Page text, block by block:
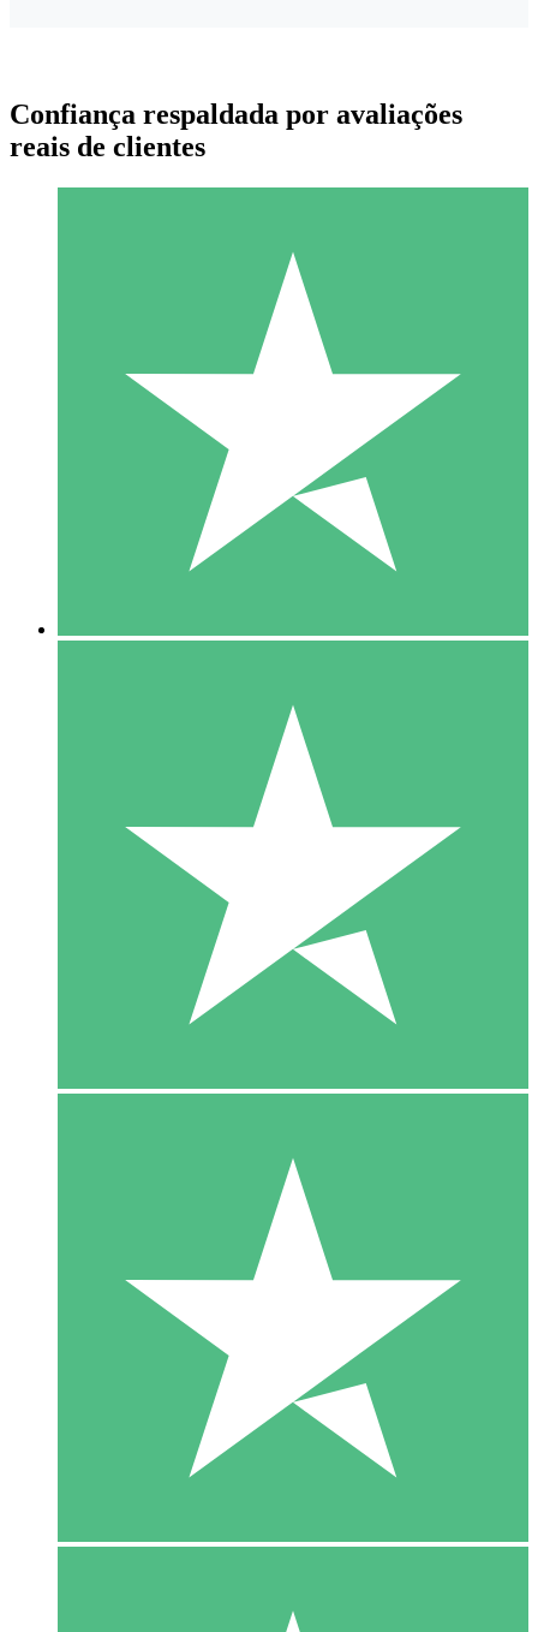
Pacotes de Créditos Individuais
Pague conforme o uso com créditos de download. Sem
1000
10 Downloads
20 00
Confiança respaldada por avaliações
reais de clientes